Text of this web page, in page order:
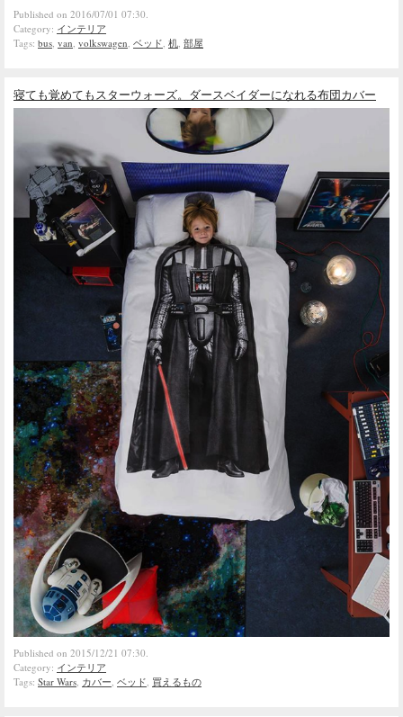
Published on 2016/07/01 07:30.
Category: インテリア
Tags: bus, van, volkswagen, ベッド, 机, 部屋
寝ても覚めてもスターウォーズ。ダースベイダーになれる布団カバー
Published on 2015/12/21 07:30.
Category: インテリア
Tags: Star Wars カバー ベッド 買えるもの